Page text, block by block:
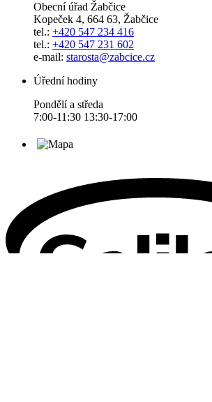
Obecní úřad Žabčice
Kopeček 4, 664 63, Žabčice
tel.: +420 547 234 416
tel.: +420 547 231 602
e-mail: starosta@zabcice.cz
Úřední hodiny
Pondělí a středa
7:00-11:30 13:30-17:00